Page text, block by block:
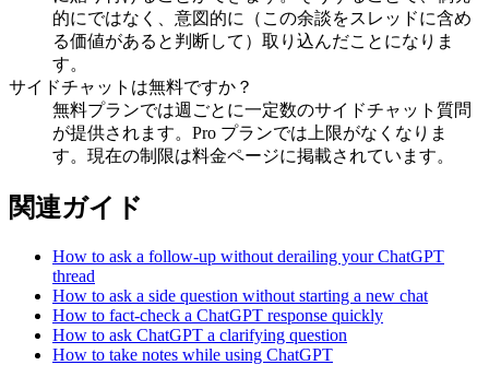
的にではなく、意図的に（この余談をスレッドに含め
る価値があると判断して）取り込んだことになりま
す。
サイドチャットは無料ですか？
無料プランでは週ごとに一定数のサイドチャット質問
が提供されます。Pro プランでは上限がなくなりま
す。現在の制限は料金ページに掲載されています。
関連ガイド
How to ask a follow-up without derailing your ChatGPT
thread
How to ask a side question without starting a new chat
How to fact-check a ChatGPT response quickly
How to ask ChatGPT a clarifying question
How to take notes while using ChatGPT